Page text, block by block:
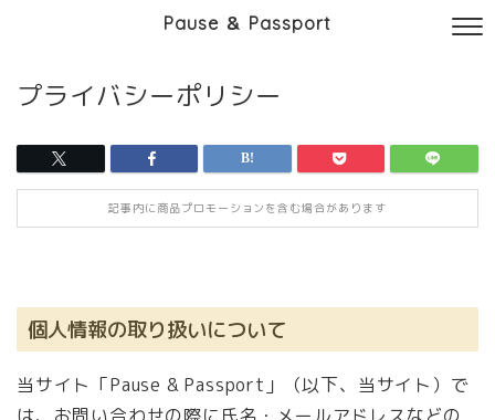
Pause ＆ Passport
プライバシーポリシー
記事内に商品プロモーションを含む場合があります
個人情報の取り扱いについて
当サイト「Pause & Passport」（以下、当サイト）で